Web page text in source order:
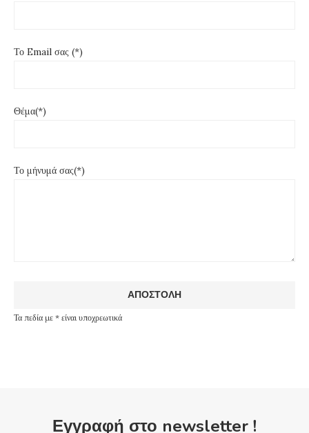
Το Email σας (*)
Θέμα(*)
Το μήνυμά σας(*)
Τα πεδία με * είναι υποχρεωτικά
Εγγραφή στο newsletter !